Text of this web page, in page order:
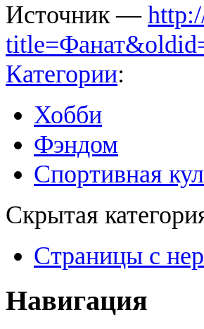
Источник —
Категории:
Хобби
Фэндом
Спортивная
Скрытая
Страницы с
Навигация